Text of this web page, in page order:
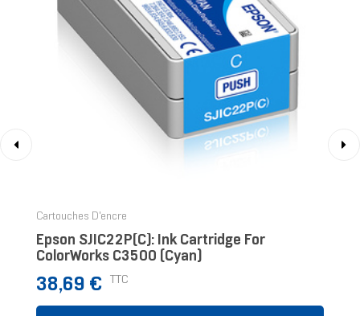
Cartouches D'encre
Epson SJIC22P(C): Ink Cartridge For
ColorWorks C3500 (Cyan)
Prix
38,69 € TTC